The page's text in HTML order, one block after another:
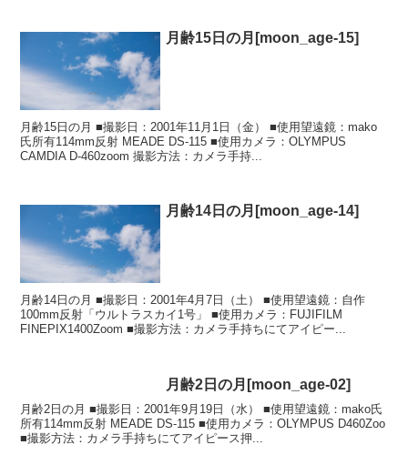
月齢15日の月[moon_age-15]
月齢15日の月 ■撮影日：2001年11月1日（金） ■使用望遠鏡：mako
氏所有114mm反射 MEADE DS-115 ■使用カメラ：OLYMPUS
CAMDIA D-460zoom 撮影方法：カメラ手持...
月齢14日の月[moon_age-14]
月齢14日の月 ■撮影日：2001年4月7日（土） ■使用望遠鏡：自作
100mm反射「ウルトラスカイ1号」 ■使用カメラ：FUJIFILM
FINEPIX1400Zoom ■撮影方法：カメラ手持ちにてアイピー...
月齢2日の月[moon_age-02]
月齢2日の月 ■撮影日：2001年9月19日（水） ■使用望遠鏡：mako氏
所有114mm反射 MEADE DS-115 ■使用カメラ：OLYMPUS D460Zoo
■撮影方法：カメラ手持ちにてアイピース押...